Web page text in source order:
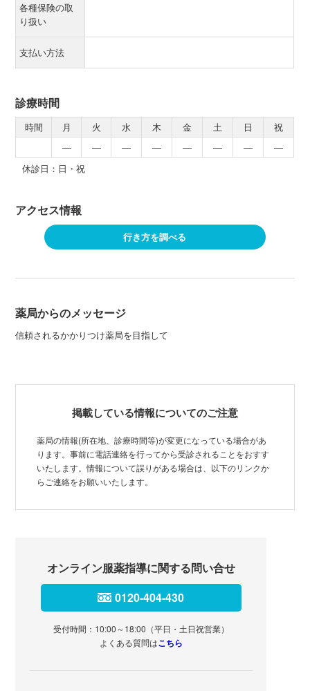
各種保険の取
り扱い
支払い方法
診療時間
時間 月 火 水 木 金 土 日
祝
―
― ― ― ― ― ―
―
休診日：日・祝
アクセス情報
行き方を調べる
薬局からのメッセージ
信頼されるかかりつけ薬局を目指して
掲載している情報についてのご注意
薬局の情報(所在地、診療時間等)が変更になっている場合があ
ります。事前に電話連絡を行ってから受診されることをおすす
いたします。情報について誤りがある場合は、以下のリンクか
らご連絡をお願いいたします。
オンライン服薬指導に関する問い合せ
0120-404-430
受付時間：10:00～18:00（平日・土日祝営業）
よくある質問はこちら